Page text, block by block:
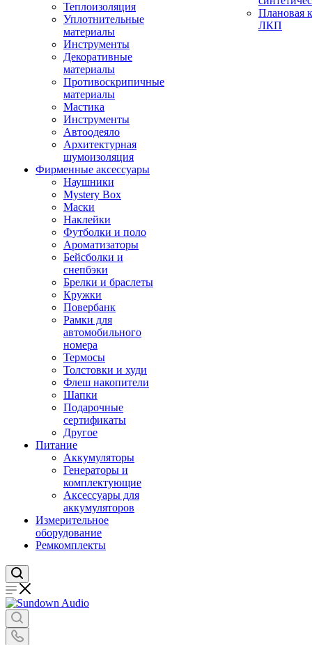
Теплоизоляция
Уплотнительные
материалы
Инструменты
Декоративные
материалы
Противоскрипичные
материалы
Мастика
Инструменты
Автоодеяло
Архитектурная
шумоизоляция
Фирменные аксессуары
Наушники
Mystery Box
Маски
Наклейки
Футболки и поло
Ароматизаторы
Бейсболки и
снепбэки
Брелки и браслеты
Кружки
Повербанк
Рамки для
автомобильного
номера
Термосы
Толстовки и худи
Флеш накопители
Шапки
Подарочные
сертификаты
Другое
Питание
Аккумуляторы
Генераторы и
комплектующие
Аксессуары для
аккумуляторов
Измерительное
оборудование
Ремкомплекты
Плановая
ЛКП